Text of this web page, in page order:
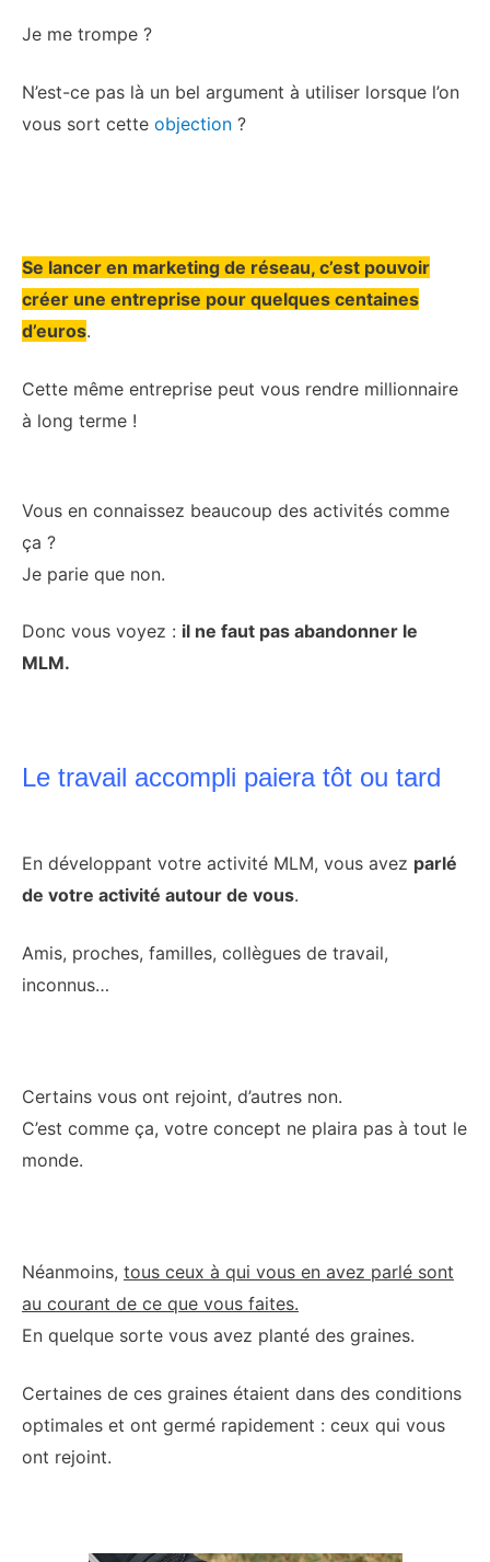
Je me trompe ?
N’est-ce pas là un bel argument à utiliser lorsque l’on
vous sort cette objection ?
Se lancer en marketing de réseau, c’est pouvoir
créer une entreprise pour quelques centaines
d’euros.
Cette même entreprise peut vous rendre millionnaire
à long terme !
Vous en connaissez beaucoup des activités comme
ça ?
Je parie que non.
Donc vous voyez : il ne faut pas abandonner le
MLM.
Le travail accompli paiera tôt ou tard
En développant votre activité MLM, vous avez parlé
de votre activité autour de vous.
Amis, proches, familles, collègues de travail,
inconnus…
Certains vous ont rejoint, d’autres non.
C’est comme ça, votre concept ne plaira pas à tout le
monde.
Néanmoins, tous ceux à qui vous en avez parlé sont
au courant de ce que vous faites.
En quelque sorte vous avez planté des graines.
Certaines de ces graines étaient dans des conditions
optimales et ont germé rapidement : ceux qui vous
ont rejoint.